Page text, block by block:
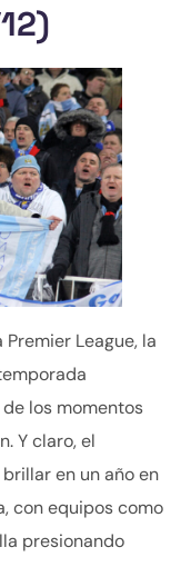
League, la
de los momentos
Y claro, el
en un año en
con equipos como
presionando